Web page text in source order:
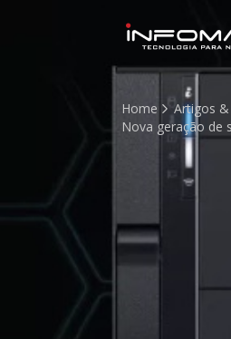
Home Artigos
Nova geração de